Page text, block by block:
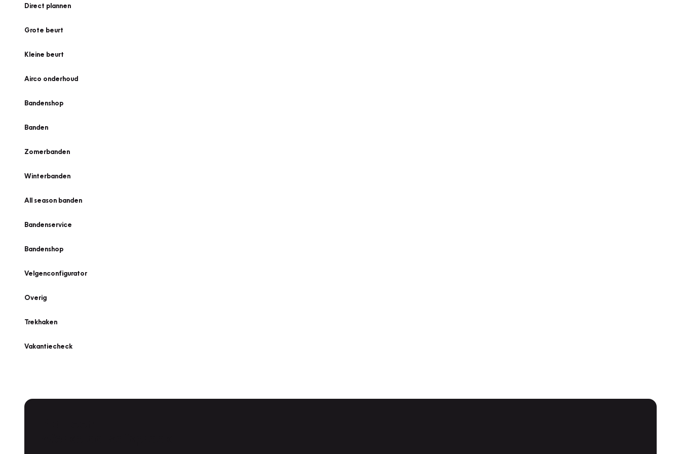
Direct plannen
Grote beurt
Kleine beurt
Airco onderhoud
Bandenshop
Banden
Zomerbanden
Winterbanden
All season banden
Bandenservice
Bandenshop
Velgenconfigurator
Overig
Trekhaken
Vakantiecheck